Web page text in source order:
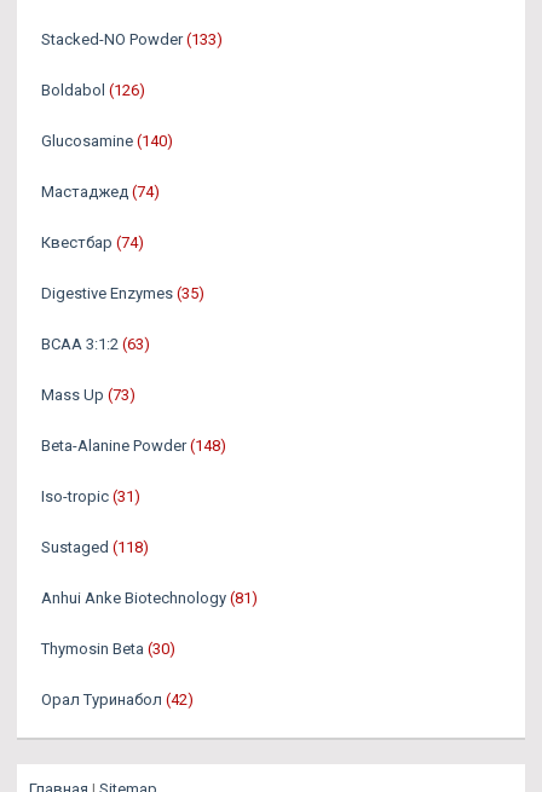
Stacked-NO Powder (133)
Boldabol (126)
Glucosamine (140)
Мастаджед (74)
Квестбар (74)
Digestive Enzymes (35)
BCAA 3:1:2 (63)
Mass Up (73)
Beta-Alanine Powder (148)
Iso-tropic (31)
Sustaged (118)
Anhui Anke Biotechnology (81)
Thymosin Beta (30)
Орал Туринабол (42)